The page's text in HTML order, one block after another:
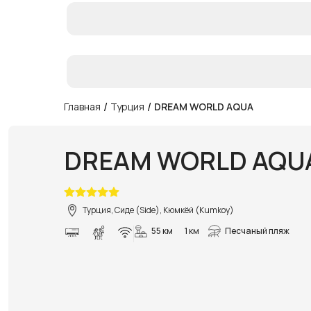
Главная / Турция / DREAM WORLD AQUA
DREAM WORLD
Турция, Сиде (Side), Кюмкёй (Kumkoy)
55 км
1 км Песчаный пляж